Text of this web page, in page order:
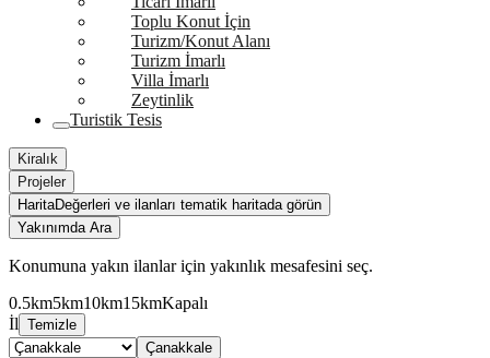
Toplu Konut İçin
Turizm/Konut Alanı
Turizm İmarlı
Villa İmarlı
Zeytinlik
Turistik Tesis
Kiralık
Projeler
HaritaDeğerleri ve ilanları tematik haritada görün
Yakınımda Ara
Konumuna yakın ilanlar için yakınlık mesafesini seç.
0.5km5km10km15kmKapalı
İl Temizle
Çanakkale